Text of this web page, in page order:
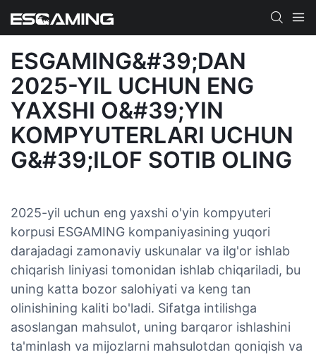
ESGAMING&#39;DAN
2025-YIL UCHUN ENG
YAXSHI O&#39;YIN
KOMPYUTERLARI UCHUN
G&#39;ILOF SOTIB OLING
2025-yil uchun eng yaxshi o'yin kompyuteri
korpusi ESGAMING kompaniyasining yuqori
darajadagi zamonaviy uskunalar va ilg'or ishlab
chiqarish liniyasi tomonidan ishlab chiqariladi, bu
uning katta bozor salohiyati va keng tan
olinishining kaliti bo'ladi. Sifatga intilishga
asoslangan mahsulot, uning barqaror ishlashini
ta'minlash va mijozlarni mahsulotdan qoniqish va